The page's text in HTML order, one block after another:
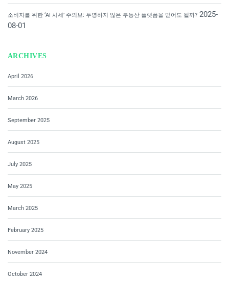
소비자를 위한 ‘AI 시세’ 주의보: 투명하지 않은 부동산 플랫폼을 믿어도 될까? 2025-
08-01
ARCHIVES
April 2026
March 2026
September 2025
August 2025
July 2025
May 2025
March 2025
February 2025
November 2024
October 2024